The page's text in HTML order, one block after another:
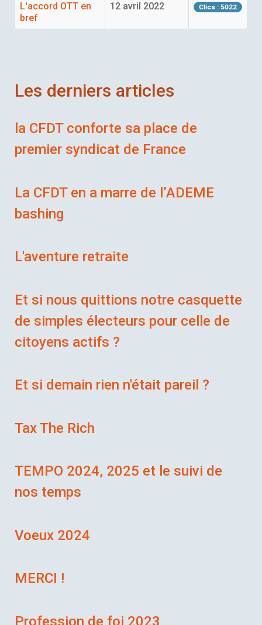
L'accord OTT en
bref
12 avril 2022 Clics : 5022
Les derniers articles
la CFDT conforte sa place de
premier syndicat de France
La CFDT en a marre de l’ADEME
bashing
L'aventure retraite
Et si nous quittions notre casquette
de simples électeurs pour celle de
citoyens actifs ?
Et si demain rien n'était pareil ?
Tax The Rich
TEMPO 2024, 2025 et le suivi de
nos temps
Voeux 2024
MERCI !
Profession de foi 2023